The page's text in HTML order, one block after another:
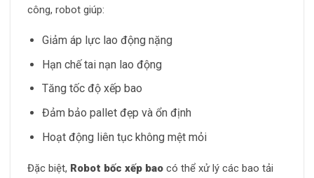
công, robot giúp:
Giảm áp lực lao động nặng
Hạn chế tai nạn lao động
Tăng tốc độ xếp bao
Đảm bảo pallet đẹp và ổn định
Hoạt động liên tục không mệt mỏi
Đặc biệt, Robot bốc xếp bao có thể xử lý các bao tải